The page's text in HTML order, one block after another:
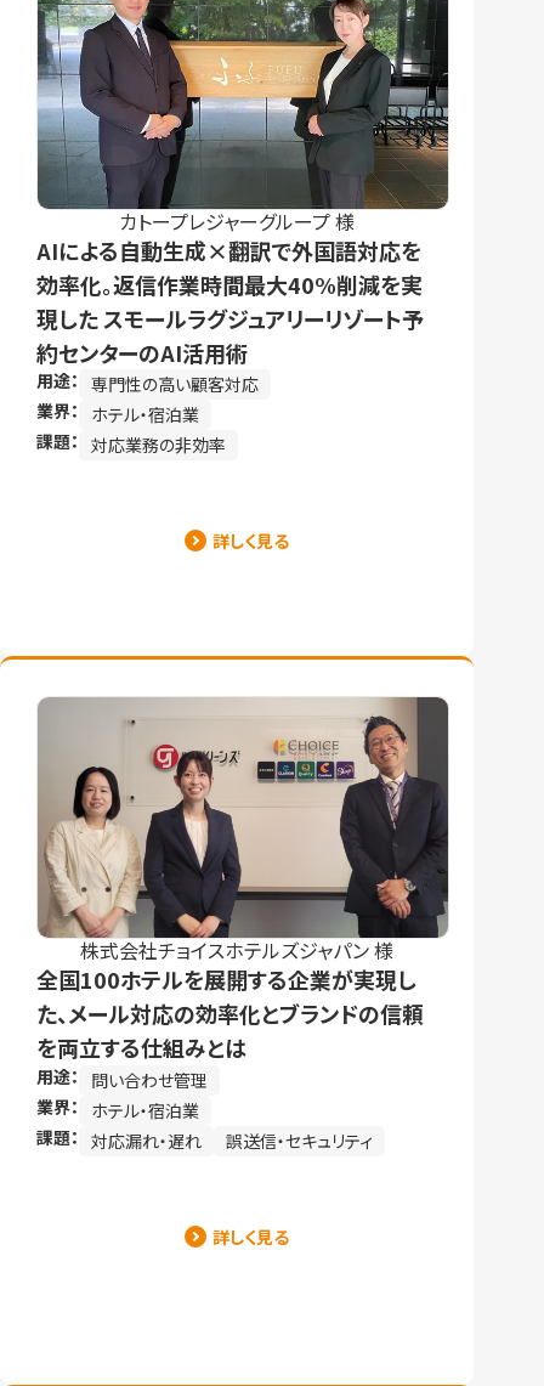
カトープレジャーグループ 様
AIによる自動生成×翻訳で外国語対応を
効率化。返信作業時間最大40%削減を実
現した スモールラグジュアリーリゾート予
約センターのAI活用術
用途： 専門性の高い顧客対応
業界：
ホテル・宿泊業
課題： 対応業務の非効率
詳しく見る
株式会社チョイスホテルズジャパン 様
全国100ホテルを展開する企業が実現し
た、メール対応の効率化とブランドの信頼
を両立する仕組みとは
用途：
問い合わせ管理
業界：
ホテル・宿泊業
課題： 対応漏れ・遅れ 誤送信・セキュリティ
詳しく見る